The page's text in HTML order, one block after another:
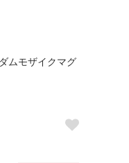
ムモザイクマグ